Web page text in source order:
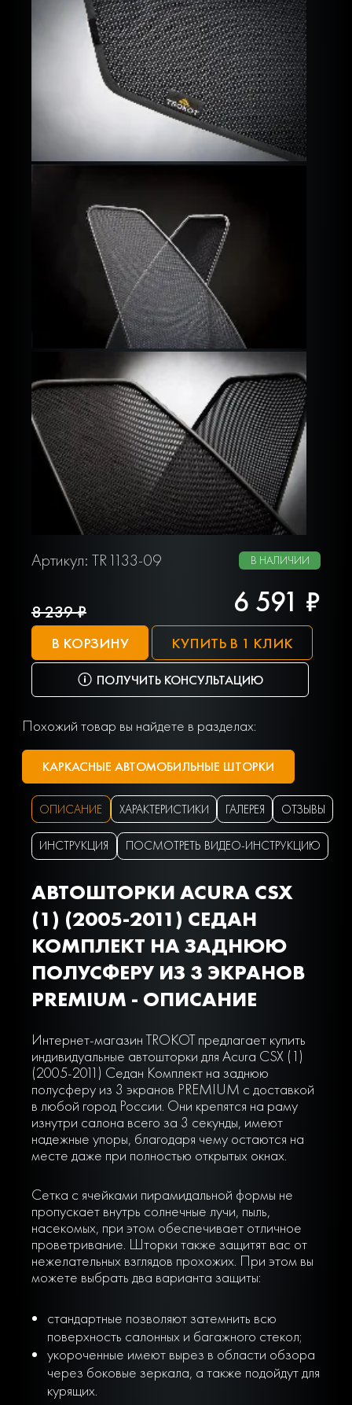
Артикул: TR1133-09 В НАЛИЧИИ
8 239 ₽ 6 591 ₽
В КОРЗИНУ КУПИТЬ В 1 КЛИК
ПОЛУЧИТЬ КОНСУЛЬТАЦИЮ
Похожий товар вы найдете в разделах:
КАРКАСНЫЕ АВТОМОБИЛЬНЫЕ ШТОРКИ
ОПИСАНИЕ ХАРАКТЕРИСТИКИ ГАЛЕРЕЯ ОТЗЫВЫ
ИНСТРУКЦИЯ ПОСМОТРЕТЬ ВИДЕО-ИНСТРУКЦИЮ
АВТОШТОРКИ ACURA CSX
(1) (2005-2011) СЕДАН
КОМПЛЕКТ НА ЗАДНЮЮ
ПОЛУСФЕРУ ИЗ 3 ЭКРАНОВ
PREMIUM - ОПИСАНИЕ
Интернет-магазин TROKOT предлагает купить
индивидуальные автошторки для Acura CSX (1)
(2005-2011) Седан Комплект на заднюю
полусферу из 3 экранов PREMIUM с доставкой
в любой город России. Они крепятся на раму
изнутри салона всего за 3 секунды, имеют
надежные упоры, благодаря чему остаются на
месте даже при полностью открытых окнах.
Сетка с ячейками пирамидальной формы не
пропускает внутрь солнечные лучи, пыль,
насекомых, при этом обеспечивает отличное
проветривание. Шторки также защитят вас от
нежелательных взглядов прохожих. При этом вы
можете выбрать два варианта защиты:
стандартные позволяют затемнить всю
поверхность салонных и багажного стекол;
укороченные имеют вырез в области обзора
через боковые зеркала, а также подойдут для
курящих.